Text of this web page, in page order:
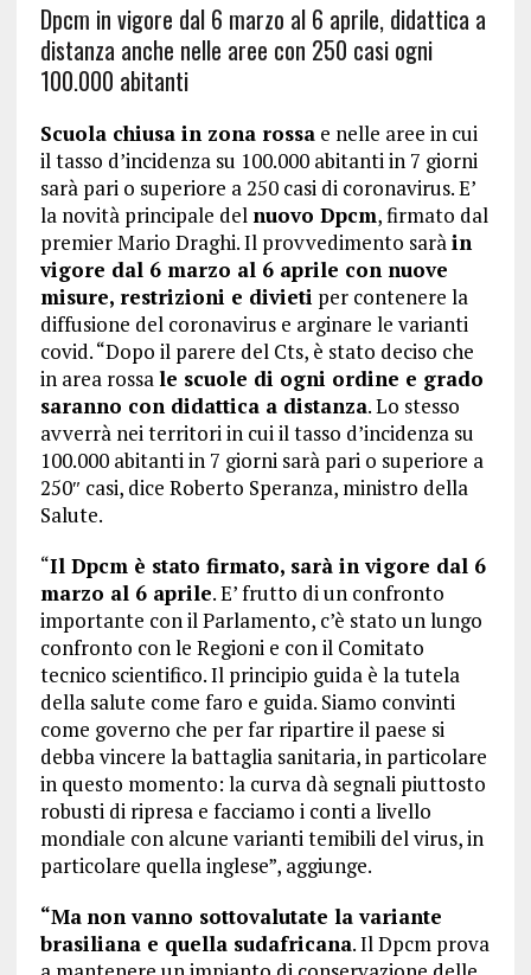
Dpcm in vigore dal 6 marzo al 6 aprile, didattica a
distanza anche nelle aree con 250 casi ogni
100.000 abitanti
Scuola chiusa in zona rossae nelle aree in cui
il tasso d’incidenza su 100.000 abitanti in 7 giorni
sarà pari o superiore a 250 casi di coronavirus. E’
la novità principale del nuovo Dpcm, firmato dal
premier Mario Draghi. Il provvedimento saràin
vigore dal 6 marzo al 6 aprile con nuove
misure, restrizioni e divieti per contenere la
diffusione del coronavirus e arginare le varianti
covid. “Dopo il parere del Cts, è stato deciso che
in area rossale scuole di ogni ordine e grado
saranno con didattica a distanza. Lo stesso
avverrà nei territori in cui il tasso d’incidenza su
100.000 abitanti in 7 giorni sarà pari o superiore a
250″ casi, dice Roberto Speranza, ministro della
Salute.
“Il Dpcm è stato firmato, sarà in vigore dal 6
marzo al 6 aprile. E’ frutto di un confronto
importante con il Parlamento, c’è stato un lungo
confronto con le Regioni e con il Comitato
tecnico scientifico. Il principio guida è la tutela
della salute come faro e guida. Siamo convinti
come governo che per far ripartire il paese si
debba vincere la battaglia sanitaria, in particolare
in questo momento: la curva dà segnali piuttosto
robusti di ripresa e facciamo i conti a livello
mondiale con alcune varianti temibili del virus, in
particolare quella inglese”, aggiunge.
“Ma non vanno sottovalutate la variante
brasiliana e quella sudafricana. Il Dpcm prova